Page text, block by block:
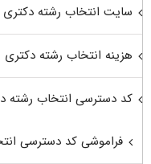
سایت انتخاب رشته دکتری
هزینه انتخاب رشته دکتری
کد دسترسی انتخاب رشته
فراموشی کد دسترسی